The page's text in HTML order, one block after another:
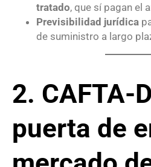
tratado, que sí pagan el
Previsibilidad jurídica
de suministro a largo
2. CAFTA-
puerta de